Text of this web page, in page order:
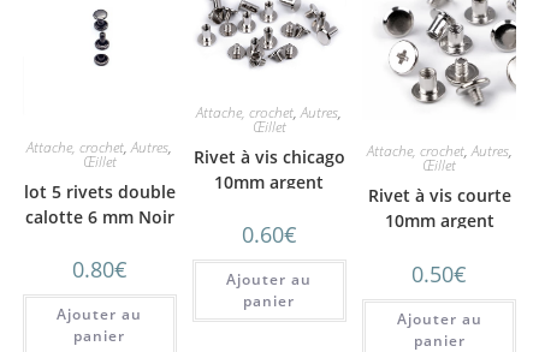
Attache, crochet,Autres,
Œillet
lot 5 rivets double
calotte 6 mm Noir
0.80€
Ajouter au
panier
Attache, crochet,Autres,
Œillet
Rivet à vis chicago
10mm argent
0.60€
Ajouter au
panier
Attache, crochet,Autres,
Œillet
Rivet à vis courte
10mm argent
0.50€
Ajouter au
panier